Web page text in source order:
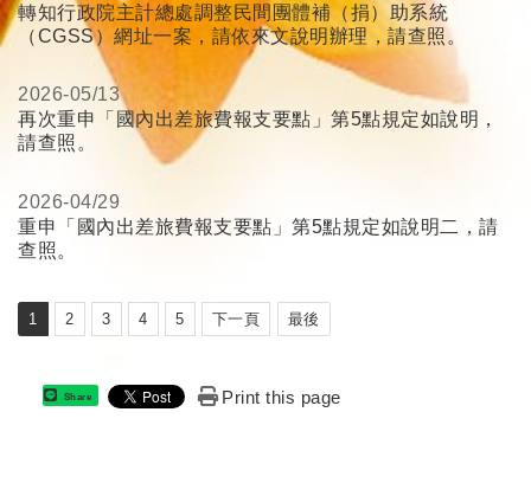
轉知行政院主計總處調整民間團體補（捐）助系統
（CGSS）網址一案，請依來文說明辦理，請查照。
2026-05/13
再次重申「國內出差旅費報支要點」第5點規定如說明，
請查照。
2026-04/29
重申「國內出差旅費報支要點」第5點規定如說明二，請
查照。
1 2 3 4 5 下一頁 最後
Share Print this page